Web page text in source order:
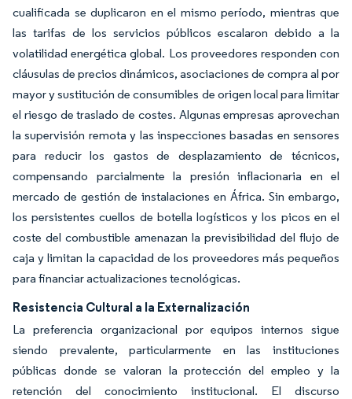
cualificada se duplicaron en el mismo período, mientras que
las tarifas de los servicios públicos escalaron debido a la
volatilidad energética global. Los proveedores responden con
cláusulas de precios dinámicos, asociaciones de compra al por
mayor y sustitución de consumibles de origen local para limitar
el riesgo de traslado de costes. Algunas empresas aprovechan
la supervisión remota y las inspecciones basadas en sensores
para reducir los gastos de desplazamiento de técnicos,
compensando parcialmente la presión inflacionaria en el
mercado de gestión de instalaciones en África. Sin embargo,
los persistentes cuellos de botella logísticos y los picos en el
coste del combustible amenazan la previsibilidad del flujo de
caja y limitan la capacidad de los proveedores más pequeños
para financiar actualizaciones tecnológicas.
Resistencia Cultural a la Externalización
La preferencia organizacional por equipos internos sigue
siendo prevalente, particularmente en las instituciones
públicas donde se valoran la protección del empleo y la
retención del conocimiento institucional. El discurso